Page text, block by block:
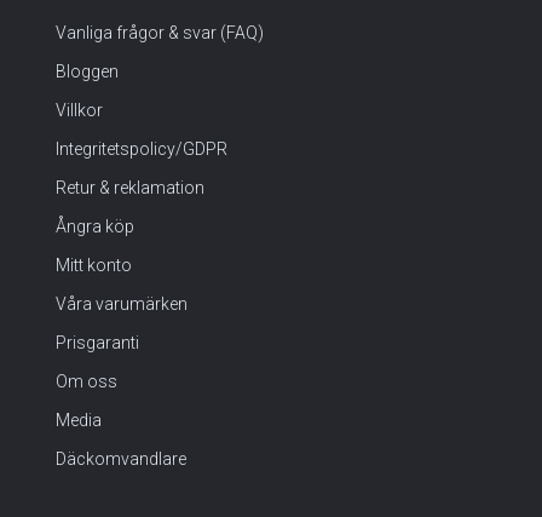
Vanliga frågor & svar (FAQ)
Bloggen
Villkor
Integritetspolicy/GDPR
Retur & reklamation
Ångra köp
Mitt konto
Våra varumärken
Prisgaranti
Om oss
Media
Däckomvandlare